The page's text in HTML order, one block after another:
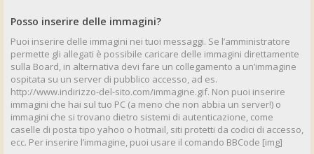
Posso inserire delle immagini?
Puoi inserire delle immagini nei tuoi messaggi. Se l’amministratore
permette gli allegati è possibile caricare delle immagini direttamente
sulla Board, in alternativa devi fare un collegamento a un’immagine
ospitata su un server di pubblico accesso, ad es.
http://www.indirizzo-del-sito.com/immagine.gif. Non puoi inserire
immagini che hai sul tuo PC (a meno che non abbia un server!) o
immagini che si trovano dietro sistemi di autenticazione, come
caselle di posta tipo yahoo o hotmail, siti protetti da codici di accesso,
ecc. Per inserire l’immagine, puoi usare il comando BBCode [img]